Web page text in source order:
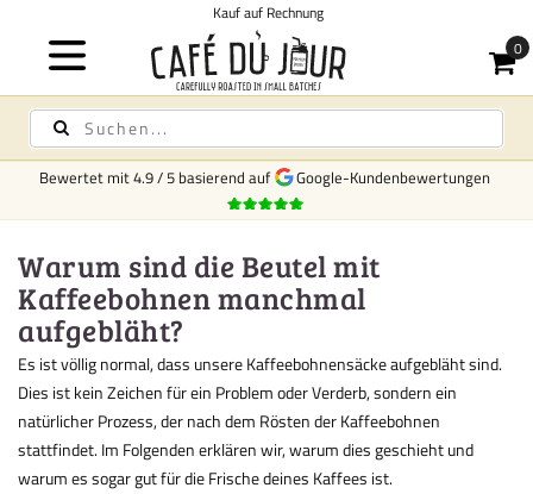
Kauf auf Rechnung
Bewertet mit4.9/5 basierend auf Google-Kundenbewertungen
Warum sind die Beutel mit
Kaffeebohnen manchmal
aufgebläht?
Es ist völlig normal, dass unsere Kaffeebohnensäcke aufgebläht sind.
Dies ist kein Zeichen für ein Problem oder Verderb, sondern ein
natürlicher Prozess, der nach dem Rösten der Kaffeebohnen
stattfindet. Im Folgenden erklären wir, warum dies geschieht und
warum es sogar gut für die Frische deines Kaffees ist.